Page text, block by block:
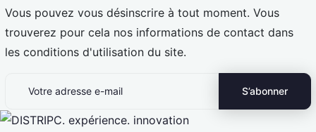
Vous pouvez vous désinscrire à tout moment. Vous
trouverez pour cela nos informations de contact dans
les conditions d'utilisation du site.